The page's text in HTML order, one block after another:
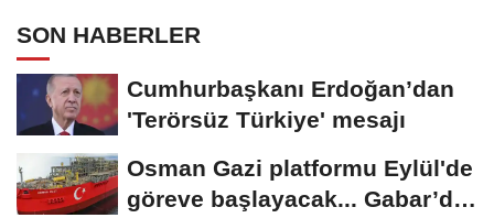
SON HABERLER
Cumhurbaşkanı Erdoğan’dan
'Terörsüz Türkiye' mesajı
Osman Gazi platformu Eylül'de
göreve başlayacak... Gabar’da